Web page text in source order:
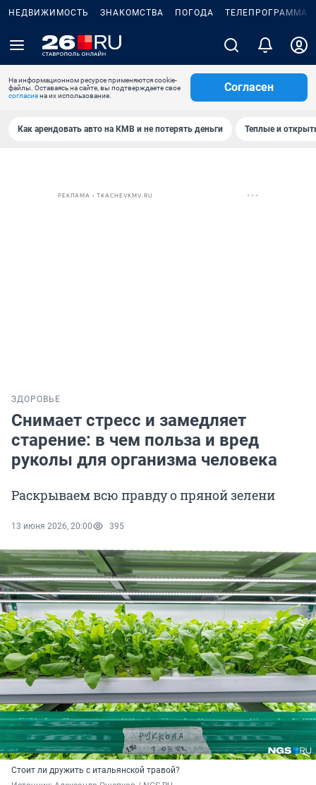
НЕДВИЖИМОСТЬ ЗНАКОМСТВА ПОГОДА ТЕЛЕПРОГРАММА
На информационном ресурсе применяются cookie-
файлы. Оставаясь на сайте, вы подтверждаете свое
согласиена их использование.
Согласен
Как арендовать авто на КМВ и не потерять деньги Теплые и
РЕКЛАМА • TKACHEVKMV.RU
ЗДОРОВЬЕ
Снимает стресс и замедляет
старение: в чем польза и вред
руколы для организма человека
Раскрываем всю правду о пряной зелени
13 июня 2026, 20:00 395
Стоит ли дружить с итальянской травой?